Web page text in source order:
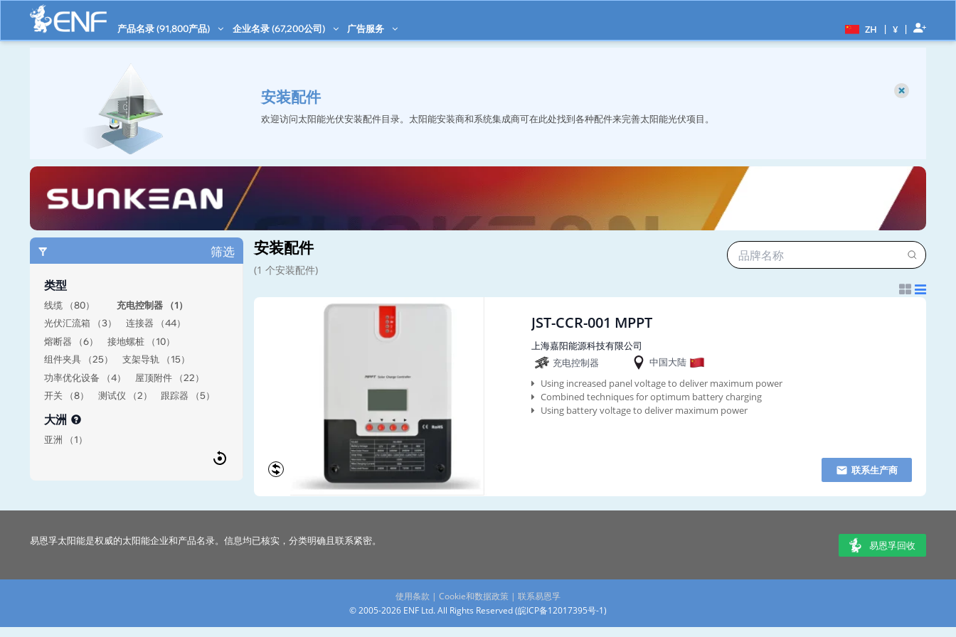
产品名录 (91,800产品) 企业名录 (67,200公司) 广告服务 ZH | ¥ |
安装配件
欢迎访问太阳能光伏安装配件目录。太阳能安装商和系统集成商可在此处找到各种配件来完善太阳能光伏项目。
筛选
类型
线缆 （80）
充电控制器 （1）
光伏汇流箱 （3）
连接器 （44）
熔断器 （6）
接地螺桩 （10）
组件夹具 （25）
支架导轨 （15）
功率优化设备 （4）
屋顶附件 （22）
开关 （8）
测试仪 （2） 跟踪器 （5）
大洲
亚洲 （1）
安装配件
(1 个安装配件)
JST-CCR-001 MPPT
上海嘉阳能源科技有限公司
充电控制器
中国大陆
Using increased panel voltage to deliver maximum power
Combined techniques for optimum battery charging
Using battery voltage to deliver maximum power
联系生产商
易恩孚太阳能是权威的太阳能企业和产品名录。信息均已核实，分类明确且联系紧密。 易恩孚回收
使用条款 | Cookie和数据政策 | 联系易恩孚
© 2005-2026 ENF Ltd. All Rights Reserved (皖ICP备12017395号-1)